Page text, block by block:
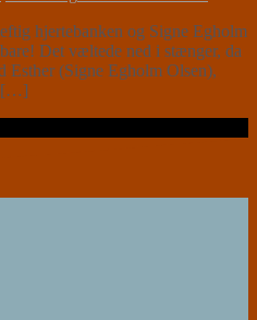
hjertebanken og Signe Egholm
Det væltede ned i stænger, da
Esther (Signe Egholm Olsen),